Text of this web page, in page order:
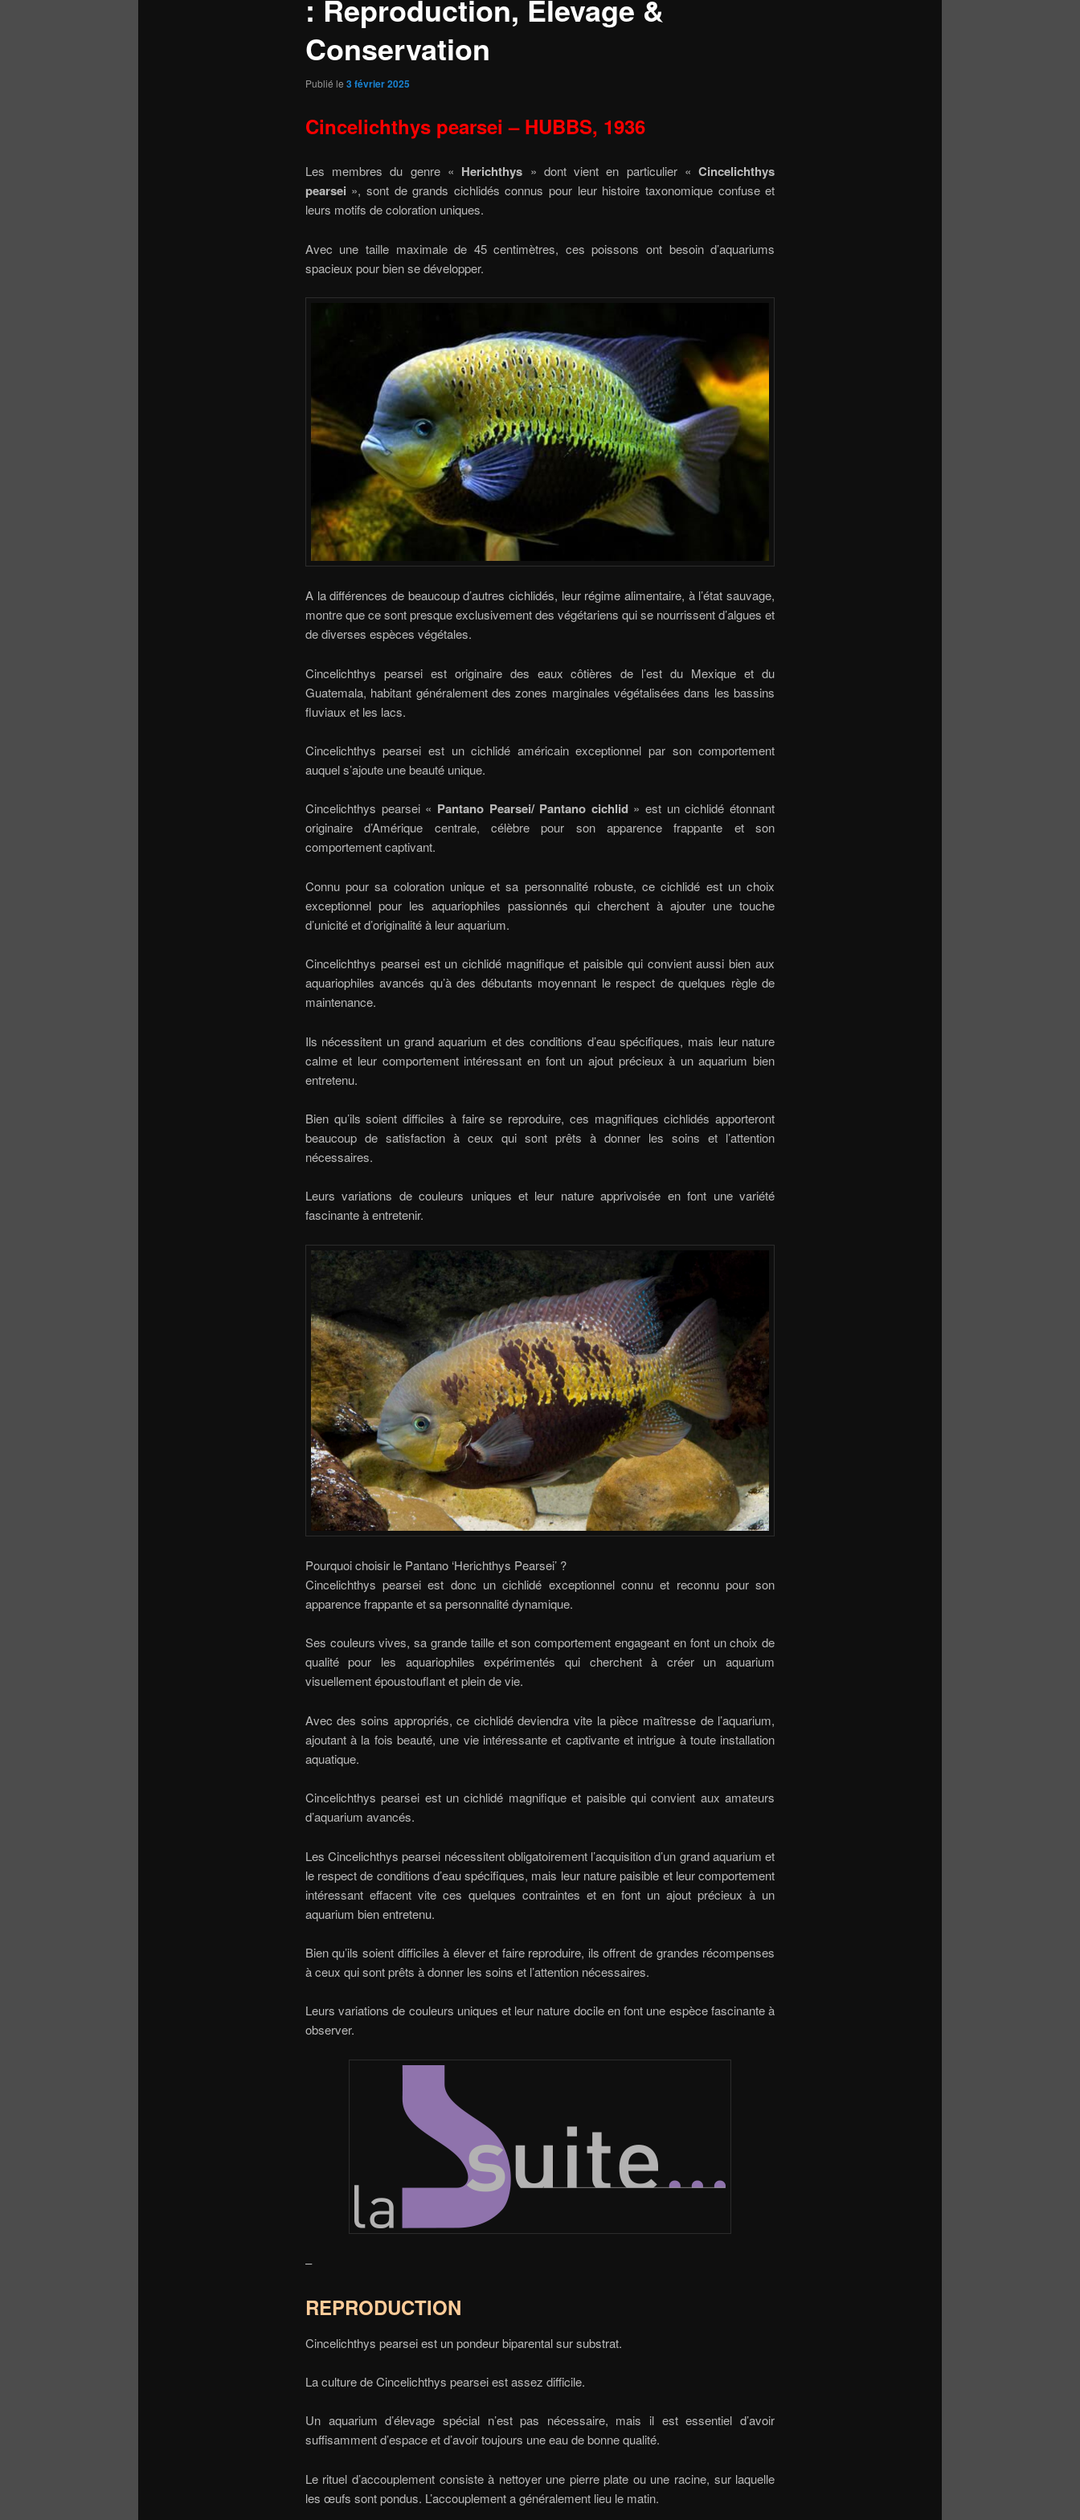
: Reproduction, Elevage &
Conservation
Publié le 3 février 2025
Cincelichthys pearsei – HUBBS, 1936
Les membres du genre « Herichthys » dont vient en particulier «Cincelichthys
pearsei », sont de grands cichlidés connus pour leur histoire taxonomique confuse et
leurs motifs de coloration uniques.
Avec une taille maximale de 45 centimètres, ces poissons ont besoin d’aquariums
spacieux pour bien se développer.
A la différences de beaucoup d’autres cichlidés, leur régime alimentaire, à l’état sauvage,
montre que ce sont presque exclusivement des végétariens qui se nourrissent d’algues et
de diverses espèces végétales.
Cincelichthys pearsei est originaire des eaux côtières de l’est du Mexique et du
Guatemala, habitant généralement des zones marginales végétalisées dans les bassins
fluviaux et les lacs.
Cincelichthys pearsei est un cichlidé américain exceptionnel par son comportement
auquel s’ajoute une beauté unique.
Cincelichthys pearsei « Pantano Pearsei/ Pantano cichlid» est un cichlidé étonnant
originaire d’Amérique centrale, célèbre pour son apparence frappante et son
comportement captivant.
Connu pour sa coloration unique et sa personnalité robuste, ce cichlidé est un choix
exceptionnel pour les aquariophiles passionnés qui cherchent à ajouter une touche
d’unicité et d’originalité à leur aquarium.
Cincelichthys pearsei est un cichlidé magnifique et paisible qui convient aussi bien aux
aquariophiles avancés qu’à des débutants moyennant le respect de quelques règle de
maintenance.
Ils nécessitent un grand aquarium et des conditions d’eau spécifiques, mais leur nature
calme et leur comportement intéressant en font un ajout précieux à un aquarium bien
entretenu.
Bien qu’ils soient difficiles à faire se reproduire, ces magnifiques cichlidés apporteront
beaucoup de satisfaction à ceux qui sont prêts à donner les soins et l’attention
nécessaires.
Leurs variations de couleurs uniques et leur nature apprivoisée en font une variété
fascinante à entretenir.
Pourquoi choisir le Pantano ‘Herichthys Pearsei’ ?
Cincelichthys pearsei est donc un cichlidé exceptionnel connu et reconnu pour son
apparence frappante et sa personnalité dynamique.
Ses couleurs vives, sa grande taille et son comportement engageant en font un choix de
qualité pour les aquariophiles expérimentés qui cherchent à créer un aquarium
visuellement époustouflant et plein de vie.
Avec des soins appropriés, ce cichlidé deviendra vite la pièce maîtresse de l’aquarium,
ajoutant à la fois beauté, une vie intéressante et captivante et intrigue à toute installation
aquatique.
Cincelichthys pearsei est un cichlidé magnifique et paisible qui convient aux amateurs
d’aquarium avancés.
Les Cincelichthys pearsei nécessitent obligatoirement l’acquisition d’un grand aquarium et
le respect de conditions d’eau spécifiques, mais leur nature paisible et leur comportement
intéressant effacent vite ces quelques contraintes et en font un ajout précieux à un
aquarium bien entretenu.
Bien qu’ils soient difficiles à élever et faire reproduire, ils offrent de grandes récompenses
à ceux qui sont prêts à donner les soins et l’attention nécessaires.
Leurs variations de couleurs uniques et leur nature docile en font une espèce fascinante à
observer.
–
REPRODUCTION
Cincelichthys pearsei est un pondeur biparental sur substrat.
La culture de Cincelichthys pearsei est assez difficile.
Un aquarium d’élevage spécial n’est pas nécessaire, mais il est essentiel d’avoir
suffisamment d’espace et d’avoir toujours une eau de bonne qualité.
Le rituel d’accouplement consiste à nettoyer une pierre plate ou une racine, sur laquelle
les œufs sont pondus. L’accouplement a généralement lieu le matin.